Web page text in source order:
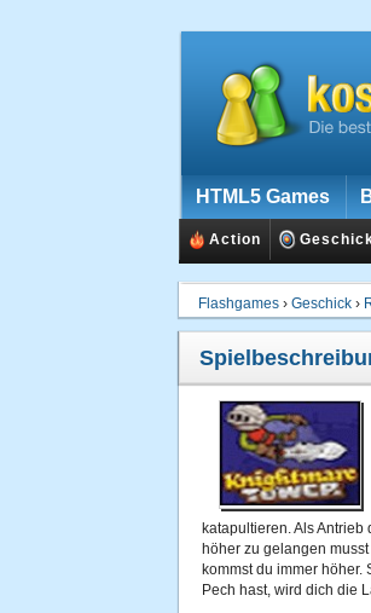
HTML5 Games
Action
Flashgames › Geschick ›
katapultieren. Als
höher zu gelangen
kommst du immer
Pech hast, wird dich die